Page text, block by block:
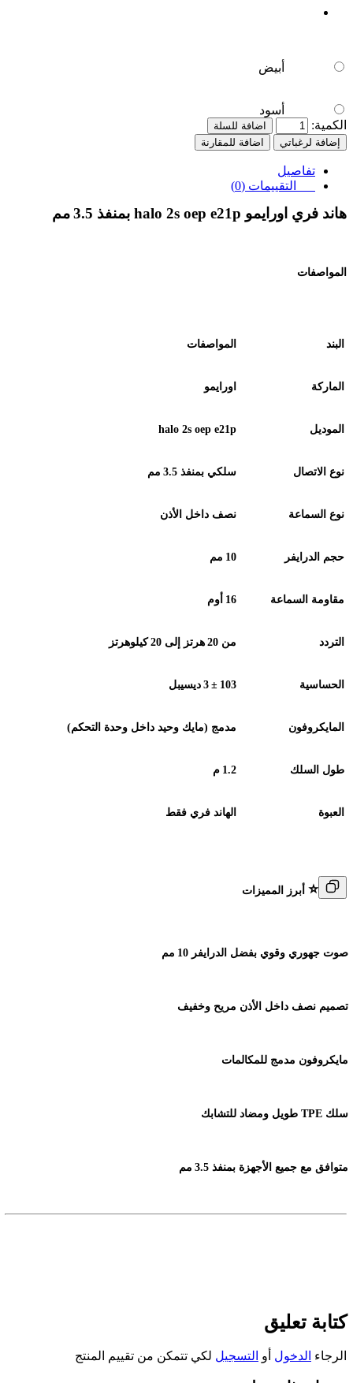
أبيض
أسود
الكمية:
اضافة للسلة
إضافة لرغباتي
اضافة للمقارنة
تفاصيل
التقييمات (0)
هاند فري اورايمو بمنفذ 3.5 مم
المواصفات
البند المواصفات
الماركة اورايمو
الموديل halo 2s oep e21p
نوع الاتصال سلكي بمنفذ 3.5 مم
نوع السماعة نصف داخل الأذن
حجم الدرايفر 10 مم
مقاومة السماعة 16 أوم
التردد من 20 هرتز إلى 20 كيلوهرتز
الحساسية 103
±
3 ديسيبل
المايكروفون مدمج (مايك وحيد داخل وحدة التحكم)
طول السلك 1.2 م
العبوة الهاند فري فقط
⭐ أبرز المميزات
صوت جهوري وقوي بفضل الدرايفر 10 مم
تصميم نصف داخل الأذن مريح وخفيف
مايكروفون مدمج للمكالمات
سلك طويل ومضاد للتشابك
متوافق مع جميع الأجهزة بمنفذ 3.5 مم
كتابة تعليق
الرجاء الدخول أو التسجيل لكي تتمكن من تقييم المنتج